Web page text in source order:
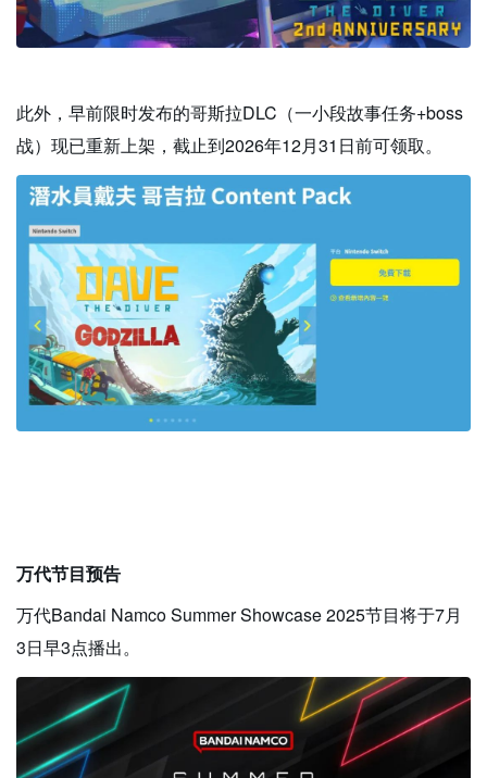
此外，早前限时发布的哥斯拉DLC（一小段故事任务+boss
战）现已重新上架，截止到2026年12月31日前可领取。
万代节目预告
万代Bandai Namco Summer Showcase 2025节目将于7月
3日早3点播出。